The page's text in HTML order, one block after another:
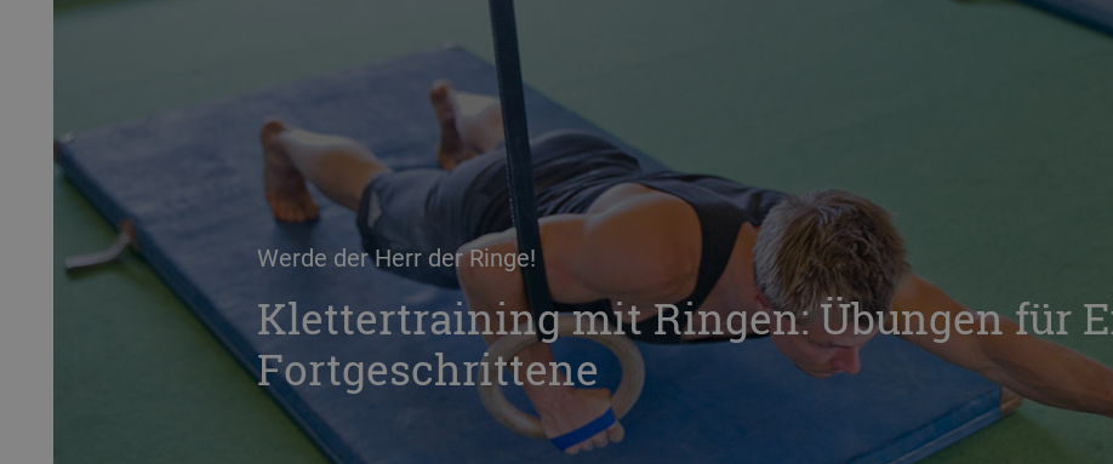
Werde der Herr der Ringe!
Klettertraining mit Ringen: Übungen für
Fortgeschrittene